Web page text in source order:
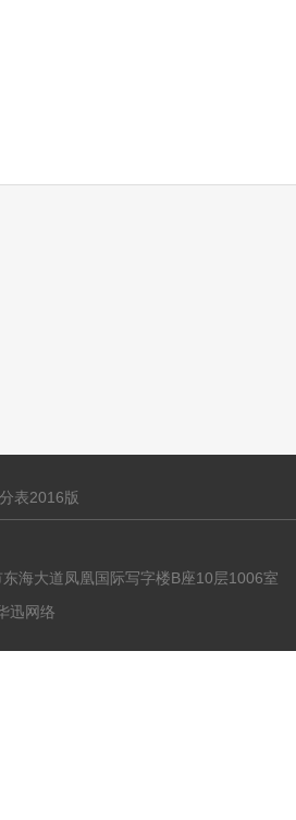
表2016版
海大道凤凰国际写字楼B座10层1006室
迅网络